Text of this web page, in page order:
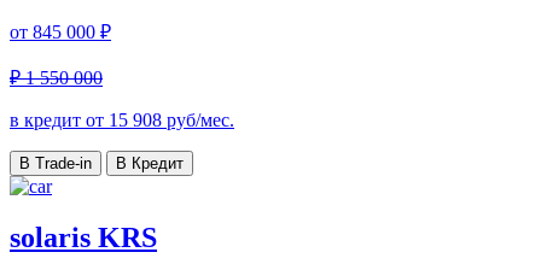
от 845 000 ₽
₽ 1 550 000
в кредит от 15 908 руб/мес.
В Trade-in В Кредит
solaris KRS